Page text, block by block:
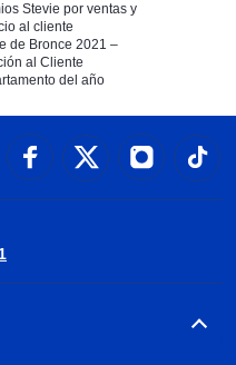
Stevie por ventas y
al cliente
de Bronce 2021 –
al Cliente
del año